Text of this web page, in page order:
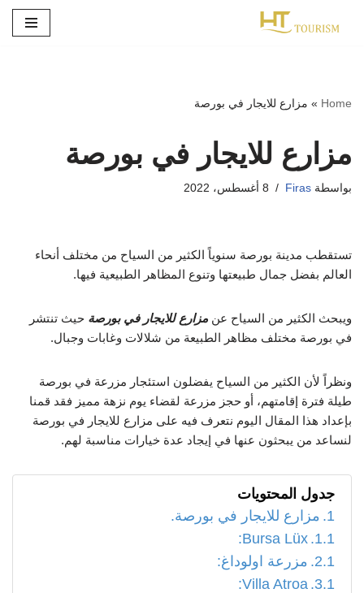
Home
» مزارع للايجار في بورصة
مزارع للايجار في بورصة
بواسطة Firas 8 أغسطس، 2022
تستقطب مدينة بورصة سنوياً الكثير من السياح من مختلف أنحاء
العالم بفضل جمال طبيعتها وتنوع المظاهر الطبيعية فيها.
ويبحث الكثير من السياح عن مزارع للايجار في بورصة حيث تنتشر
في بورصة مختلف مظاهر الطبيعة من شلالات وغابات وجبال.
ونظراً لأن الكثير من السياح يفضلون استئجار مزرعة في بورصة
طيلة فترة إقامتهم، أو حجز مزرعة لقضاء يوم نزهة مميز فقد قمنا
بإعداد هذا المقال اليوم نتعرف فيه على مزارع للايجار في بورصة
لنساعد من يبحثون عنها في إيجاد عدة خيارات مناسبة لهم.
جدول المحتويات
مزارع للايجار في بورصة.
Bursa Lüx:
مزرعة اولوداغ:
Villa Atroa: